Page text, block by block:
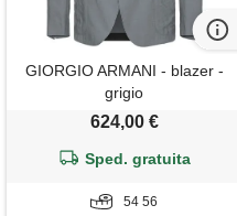
GIORGIO ARMANI - blazer -
grigio
624,00 €
Sped. gratuita
54 56